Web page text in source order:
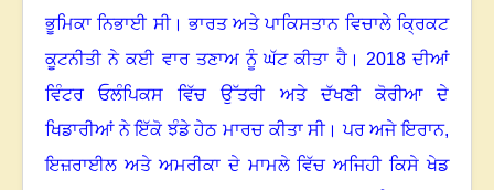
ਭੂਮਿਕਾ ਨਿਭਾਈ ਸੀ।ਭਾਰਤ ਅਤੇ ਪਾਕਿਸਤਾਨ ਵਿਚਾਲੇ ਕ੍ਰਿਕਟ
ਕੂਟਨੀਤੀ ਨੇ ਕਈ ਵਾਰ ਤਣਾਅ ਨੂੰ ਘੱਟ ਕੀਤਾ ਹੈ। 2018ਦੀਆਂ
ਵਿੰਟਰ ਓਲੰਪਿਕਸ ਵਿੱਚ ਉੱਤਰੀ ਅਤੇ ਦੱਖਣੀ ਕੋਰੀਆ ਦੇ
ਖਿਡਾਰੀਆਂ ਨੇ ਇੱਕੋ ਝੰਡੇ ਹੇਠ ਮਾਰਚ ਕੀਤਾ ਸੀ।ਪਰ ਅਜੇ ਇਰਾਨ,
ਇਜ਼ਰਾਈਲ ਅਤੇ ਅਮਰੀਕਾ ਦੇ ਮਾਮਲੇ ਵਿੱਚ ਅਜਿਹੀ ਕਿਸੇ ਖੇਡ